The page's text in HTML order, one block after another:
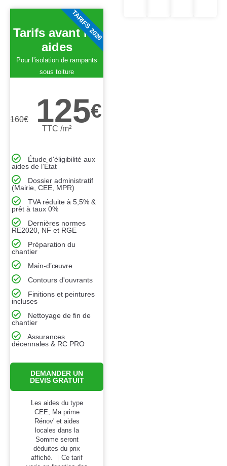
Tarifs avant les
aides
Pour l'isolation de rampants
sous toiture
160€ 125€
TTC /m²
Étude d'éligibilité aux
aides de l’État
Dossier administratif
(Mairie, CEE, MPR)
TVA réduite à 5,5% &
prêt à taux 0%
Dernières normes
RE2020, NF et RGE
Préparation du
chantier
Main-d’œuvre
Contours d'ouvrants
Finitions et peintures
incluses
Nettoyage de fin de
chantier
Assurances
décennales & RC PRO
DEMANDER UN
DEVIS GRATUIT
Les aides du type
CEE, Ma prime
Rénov' et aides
locales dans la
Somme seront
déduites du prix
affiché. ｜Ce tarif
TARIFS 2026